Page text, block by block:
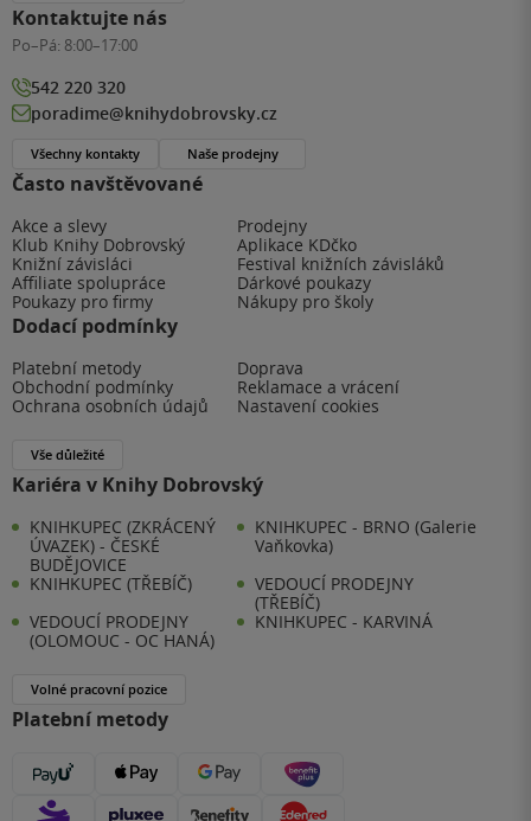
Často navštěvované
Akce a slevy
Prodejny
Klub Knihy Dobrovský
Aplikace KDčko
Knižní závisláci
Festival knižních závisláků
Affiliate spolupráce
Dárkové poukazy
Poukazy pro firmy
Nákupy pro školy
Dodací podmínky
Platební metody
Doprava
Obchodní podmínky
Reklamace a vrácení
Ochrana osobních údajů
Nastavení cookies
Vše důležité
Kariéra v Knihy Dobrovský
KNIHKUPEC (ZKRÁCENÝ
ÚVAZEK) - ČESKÉ
BUDĚJOVICE
KNIHKUPEC - BRNO (Galerie
Vaňkovka)
KNIHKUPEC (TŘEBÍČ)
VEDOUCÍ PRODEJNY
(TŘEBÍČ)
VEDOUCÍ PRODEJNY
(OLOMOUC - OC HANÁ)
KNIHKUPEC - KARVINÁ
Volné pracovní pozice
Platební metody
Kontaktujte nás
Po–Pá: 8:00–17:00
542 220 320
poradime@knihydobrovsky.cz
Všechny kontakty Naše prodejny